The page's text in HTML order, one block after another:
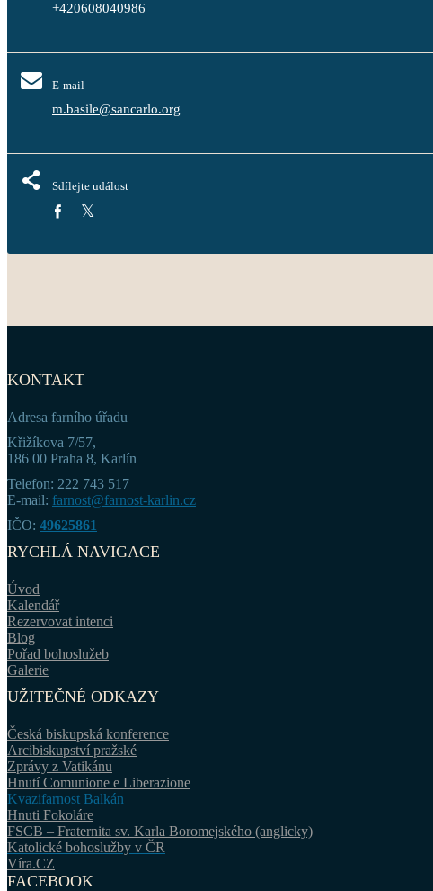
+420608040986
E-mail
m.basile@sancarlo.org
Sdílejte událost
KONTAKT
Adresa farního úřadu
Křižíkova 7/57,
186 00 Praha 8, Karlín
Telefon: 222 743 517
E-mail: farnost@farnost-karlin.cz
IČO: 49625861
RYCHLÁ NAVIGACE
Úvod
Kalendář
Rezervovat intenci
Blog
Pořad bohoslužeb
Galerie
UŽITEČNÉ ODKAZY
Česká biskupská konference
Arcibiskupství pražské
Zprávy z Vatikánu
Hnutí Comunione e Liberazione
Kvazifarnost Balkán
Hnuti Fokoláre
FSCB – Fraternita sv. Karla Boromejského (anglicky)
Katolické bohoslužby v ČR
Víra.CZ
FACEBOOK